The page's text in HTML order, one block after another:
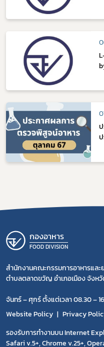
กองอาหาร
FOOD DIVISION
สำนักงานคณะกรรมการอาหารแล
ตำบลตลาดขวัญ อำเภอเมือง จังห
จันทร์ – ศุกร์ ตั้งแต่เวลา 08.30 –
Website Policy
Privacy
รองรับการทำงานบน Internet
Safari v.5+, Chrome v.25+,